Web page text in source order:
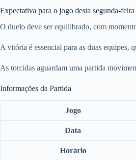
Expectativa para o jogo desta segunda-feira
O duelo deve ser equilibrado, com
A vitória é essencial para as duas equipes,
As torcidas aguardam uma partida
Informações da Partida
Jogo
Data
Horário